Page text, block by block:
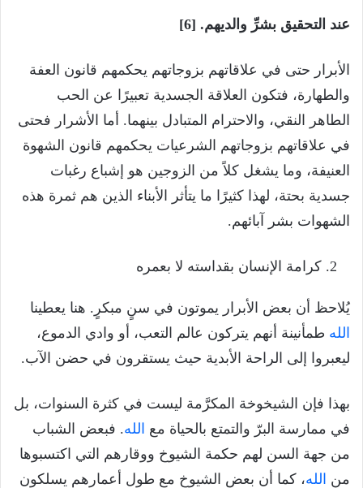
عند التحقيق بشرِّ والديهم. [6]
الأبرار حتى في علاقاتهم بزوجاتهم يحكمهم قانون العفة
والطهارة، فتكون العلاقة الجسدية تعبيرًا عن الحب
الطاهر النقي، والاحترام المتبادل بينهما. أما الأشرار فحتى
في علاقاتهم بزوجاتهم الشرعيات يحكمهم قانون الشهوة
العنيفة، وما يشغل كلاً من الزوجين هو إشباع رغبات
جسدية بحتة، لهذا كثيرًا ما يتأثر الأبناء الذين هم ثمرة هذه
الشهوات بشر آبائهم.
كرامة الإنسان بقداسته لا بعمره
يُلاحظ أن بعض الأبرار يموتون في سنٍ مبكرٍ. هنا يعطينا
الله طمأنينة أنهم يتركون عالم التعب، أو وادي الدموع،
ليعبروا إلى الراحة الأبدية حيث يستقرون في حضن الآب.
بهذا فإن الشيخوخة المكرَّمة ليست في كثرة السنوات، بل
في ممارسة البرّ والتمتع بالحياة مع الله. فبعض الشباب
من جهة السن لهم حكمة الشيوخ ووقارهم التي اكتسبوها
من الله، كما أن بعض الشيوخ مع طول أعمارهم يسلكون